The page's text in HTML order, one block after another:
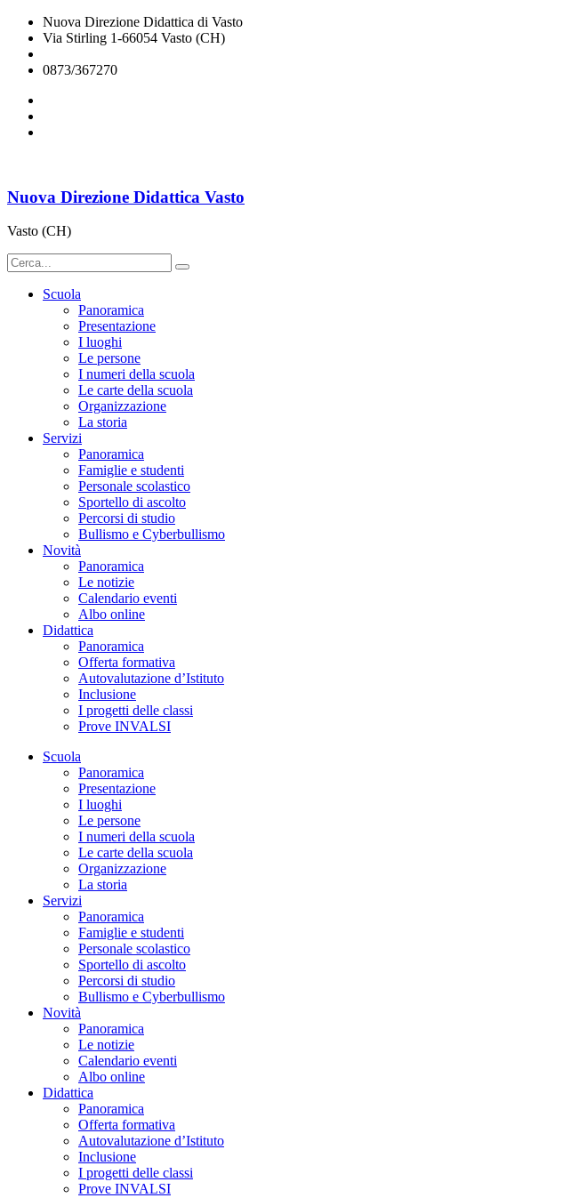
Nuova Direzione Didattica di Vasto
Via Stirling 1-66054 Vasto (CH)
0873/367270
Nuova Direzione Didattica Vasto
Vasto (CH)
Scuola
Panoramica
Presentazione
I luoghi
Le persone
I numeri della scuola
Le carte della scuola
Organizzazione
La storia
Servizi
Panoramica
Famiglie e studenti
Personale scolastico
Sportello di ascolto
Percorsi di studio
Bullismo e Cyberbullismo
Novità
Panoramica
Le notizie
Calendario eventi
Albo online
Didattica
Panoramica
Offerta formativa
Autovalutazione d’Istituto
Inclusione
I progetti delle classi
Prove INVALSI
Scuola
Panoramica
Presentazione
I luoghi
Le persone
I numeri della scuola
Le carte della scuola
Organizzazione
La storia
Servizi
Panoramica
Famiglie e studenti
Personale scolastico
Sportello di ascolto
Percorsi di studio
Bullismo e Cyberbullismo
Novità
Panoramica
Le notizie
Calendario eventi
Albo online
Didattica
Panoramica
Offerta formativa
Autovalutazione d’Istituto
Inclusione
I progetti delle classi
Prove INVALSI